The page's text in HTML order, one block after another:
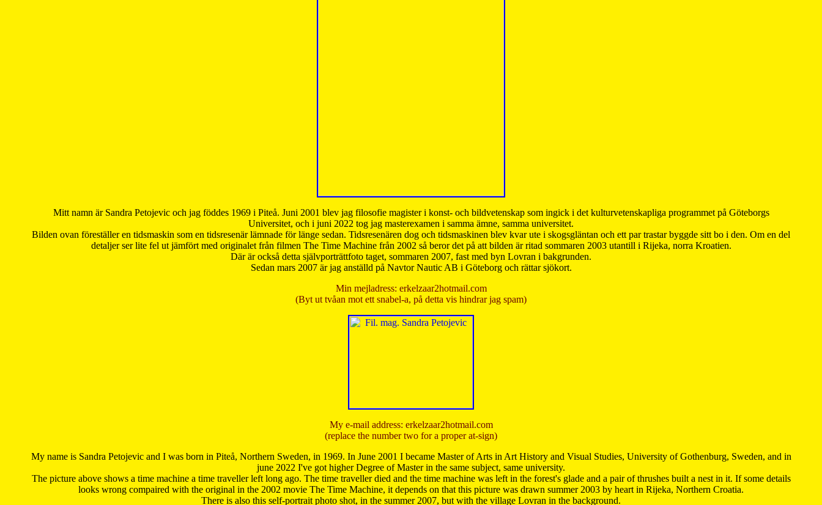
Mitt namn är Sandra Petojevic och jag föddes 1969 i Piteå. Juni 2001 blev jag filosofie magister i konst- och bildvetenskap som ingick i det kulturvetenskapliga programmet på Göteborgs
Universitet, och i juni 2022 tog jag masterexamen i samma ämne, samma universitet.
Bilden ovan föreställer en tidsmaskin som en tidsresenär lämnade för länge sedan. Tidsresenären dog och tidsmaskinen blev kvar ute i skogsgläntan och ett par trastar byggde sitt bo i den. Om en del
detaljer ser lite fel ut jämfört med originalet från filmen The Time Machine från 2002 så beror det på att bilden är ritad sommaren 2003 utantill i Rijeka, norra Kroatien.
Där är också detta självporträttfoto taget, sommaren 2007, fast med byn Lovran i bakgrunden.
Sedan mars 2007 är jag anställd på Navtor Nautic AB i Göteborg och rättar sjökort.
Min mejladress: erkelzaar2hotmail.com
(Byt ut tvåan mot ett snabel-a, på detta vis hindrar jag spam)
My e-mail address: erkelzaar2hotmail.com
(replace the number two for a proper at-sign)
My name is Sandra Petojevic and I was born in Piteå, Northern Sweden, in 1969. In June 2001 I became Master of Arts in Art History and Visual Studies, University of Gothenburg, Sweden, and in
june 2022 I've got higher Degree of Master in the same subject, same university.
The picture above shows a time machine a time traveller left long ago. The time traveller died and the time machine was left in the forest's glade and a pair of thrushes built a nest in it. If some details
looks wrong compaired with the original in the 2002 movie The Time Machine, it depends on that this picture was drawn summer 2003 by heart in Rijeka, Northern Croatia.
There is also this self-portrait photo shot, in the summer 2007, but with the village Lovran in the background.